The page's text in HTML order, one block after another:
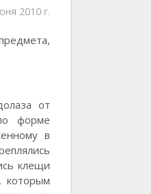
2010 г.
от
форме
в
клещи
которым